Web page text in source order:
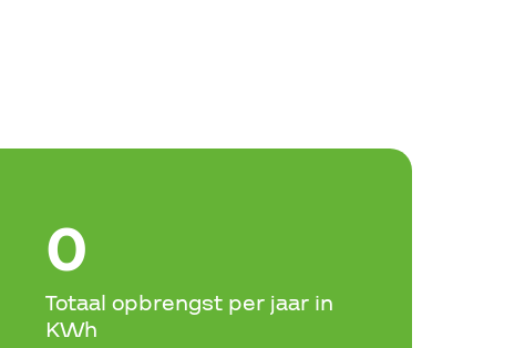
0
Totaal opbrengst per jaar in
KWh